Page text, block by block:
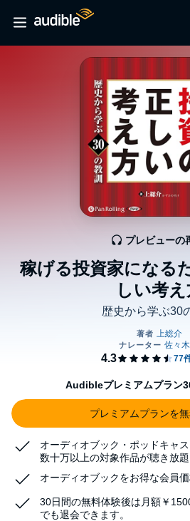
稼げる投資家になる
しい考え
歴史から学ぶ30
プレビューの
Audibleプレミアムプラン
プレミアムプランを
オーディオブック・ポッドキャ
数十万以上の対象作品が聴き放題
オーディオブックをお得な会員価
30日間の無料体験後は月額￥
でも退会できます。